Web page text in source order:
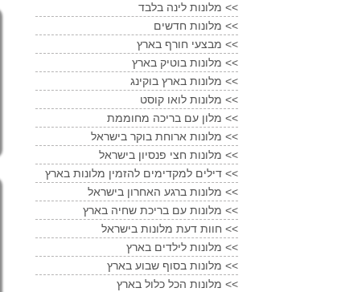
מלונות לינה בלבד <<
מלונות חדשים <<
מבצעי חורף בארץ <<
מלונות בוטיק בארץ <<
מלונות בארץ בוקינג <<
מלונות לואו קוסט <<
מלון עם בריכה מחוממת <<
מלונות ארוחת בוקר בישראל <<
מלונות חצי פנסיון בישראל <<
דילים למקדימים להזמין מלונות בארץ <<
מלונות ברגע האחרון בישראל <<
מלונות עם בריכת שחיה בארץ <<
חוות דעת מלונות בישראל <<
מלונות לילדים בארץ <<
מלונות בסוף שבוע בארץ <<
מלונות הכל כלול בארץ <<